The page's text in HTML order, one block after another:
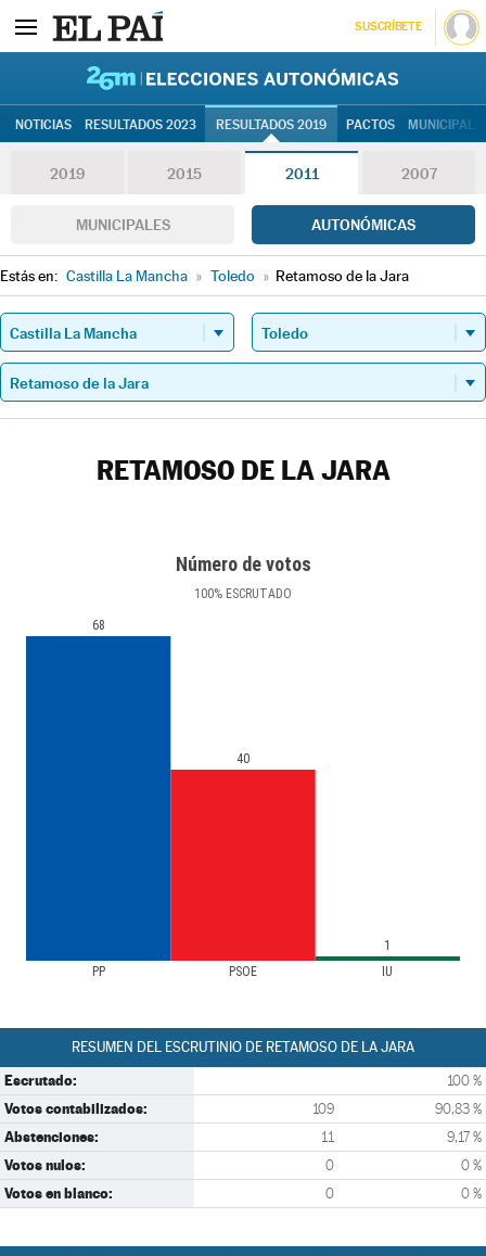
SUSCRÍBETE
NOTICIAS RESULTADOS 2023 RESULTADOS 2019 PACTOS
2019 2015 2011 2007
MUNICIPALES AUTONÓMICAS
Estás en: Castilla La Mancha » Toledo » Retamoso de la Jara
RETAMOSO DE LA JARA
Número de votos
100% ESCRUTADO
PP PSOE IU
68
40
1
RESUMEN DEL ESCRUTINIO DE RETAMOSO DE LA JARA
Escrutado: 100 %
Votos contabilizados: 109 90,83 %
Abstenciones: 11 9,17 %
Votos nulos: 0 0 %
Votos en blanco: 0 0 %